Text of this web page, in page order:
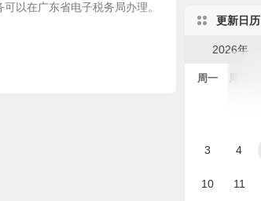
以在广东省电子税务局办理。
更新日历
2026年
周一
3 4
10 11